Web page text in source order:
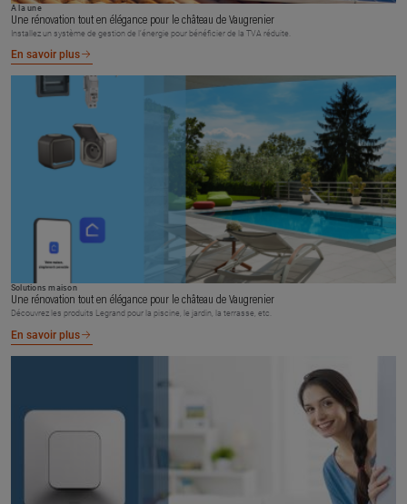
À la une
Une rénovation tout en élégance pour le château de Vaugrenier
Installez un système de gestion de l’énergie pour bénéficier de la TVA réduite.
En savoir plus
Solutions maison
Une rénovation tout en élégance pour le château de Vaugrenier
Découvrez les produits Legrand pour la piscine, le jardin, la terrasse, etc.
En savoir plus